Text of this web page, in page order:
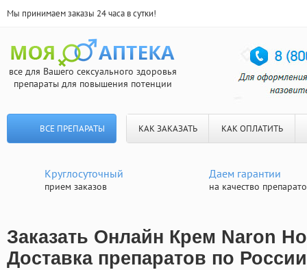
Мы принимаем заказы 24 часа в сутки!
все для Вашего сексуального здоровья
препараты для повышения потенции
ВСЕ ПРЕПАРАТЫ КАК ЗАКАЗАТЬ КАК ОПЛАТИТЬ
Круглосуточный
прием заказов
Даем гарантии
на качество
Заказать Онлайн Крем Naron
Доставка препаратов по России